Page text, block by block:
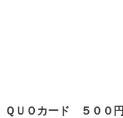
ＱＵＯカード ５００円